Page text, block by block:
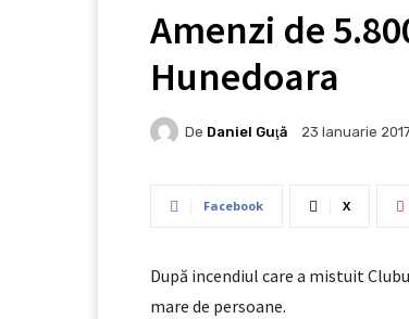
Amenzi de
Hunedoara
De Daniel Guţă 23 Ianuarie
Facebook X
După incendiul care a mistuit
mare de persoane.